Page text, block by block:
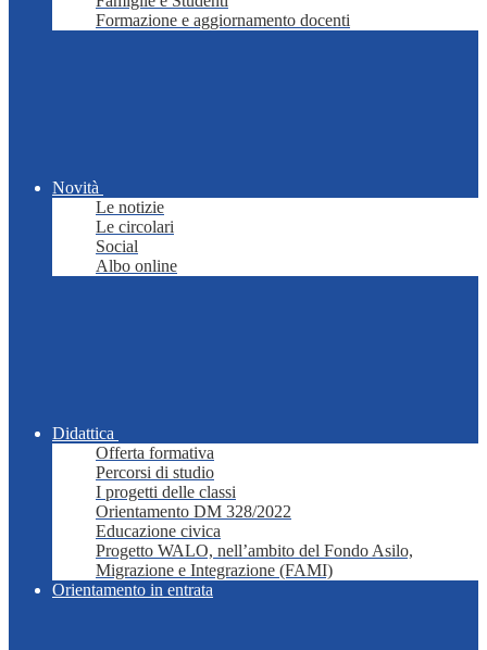
Formazione e aggiornamento docenti
Novità
Le notizie
Le circolari
Social
Albo online
Didattica
Offerta formativa
Percorsi di studio
I progetti delle classi
Orientamento DM 328/2022
Educazione civica
Progetto WALO, nell’ambito del Fondo Asilo,
Migrazione e Integrazione (FAMI)
Orientamento in entrata